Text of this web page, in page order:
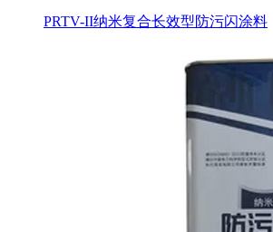
PRTV-II纳米复合长效型防污闪涂料